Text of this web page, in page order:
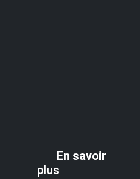
En savoir
plus